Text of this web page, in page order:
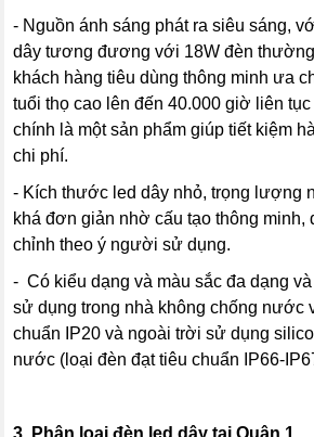
- Nguồn ánh sáng phát ra siêu sáng,
dây tương đương với 18W đèn
khách hàng tiêu dùng thông minh ưa
tuổi thọ cao lên đến 40.000 giờ liên
chính là một sản phẩm giúp tiết kiệm
chi phí.
- Kích thước led dây nhỏ, trọng lượng
khá đơn giản nhờ cấu tạo thông minh,
chỉnh theo ý người sử dụng.
- Có kiểu dạng và màu sắc đa dạng
sử dụng trong nhà không chống nước
chuẩn IP20 và ngoài trời sử dụng
nước (loại đèn đạt tiêu chuẩn IP66-
3. Phân loại đèn led dây tại Quận 1